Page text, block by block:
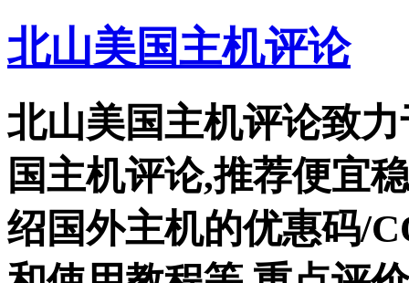
北山美国主机评论
北山美国主机评论致
国主机评论,推荐便宜
绍国外主机的优惠码/